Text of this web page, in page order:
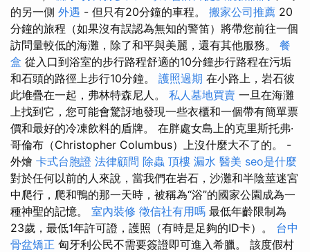
的另一側 外遇 - 但只有20分鐘的車程。 搬家公司推薦 20
分鐘的旅程（如果沒有誤認為無知的警笛）將帶您前往一個
訪問量較低的海灘，除了和平與美麗，還有其他服務。 餐
盒 從入口到浴室的步行路程舒適的10分鐘步行路程在污垢
和石頭的路徑上步行10分鐘。 護照過期 在小路上，岩石彼
此堆疊在一起，弗林特森尼人。 私人墓地買賣 一旦在海灘
上找到它，您可能會驚訝地發現一些衣櫃和一個帶有簡單票
價和最好的冷凍飲料的盾牌。 在胖處女島上的克里斯托弗·
哥倫布（Christopher Columbus）上沒什麼大不了的。 -
外燴 卡式台胞證 法律顧問 除蟲 頂樓 漏水 醫美 seo是什麼
對於任何以前的人來說，當我們在岩石，沙灘和半陰莖迷宮
中爬行，爬和鴨的那一天時，被稱為“浴”的國家公園成為一
種神聖的記憶。 室內裝修 徵信社有用嗎 最低年齡限制為
23歲，最低1年許可證，護照（有時是足夠的ID卡）。 台中
骨盆矯正 匈牙利公民不需要簽證即可進入希臘。 該度假村